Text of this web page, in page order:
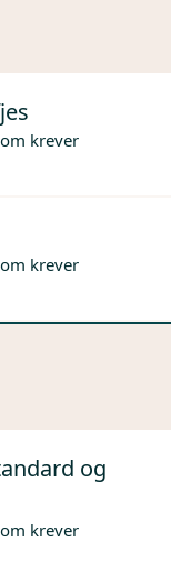
krever
krever
og
krever